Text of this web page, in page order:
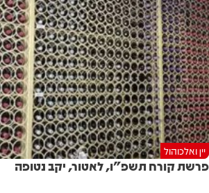
יין ואלכוהול
פרשת קורח תשפ"ו, לאטור, יקב נטופה